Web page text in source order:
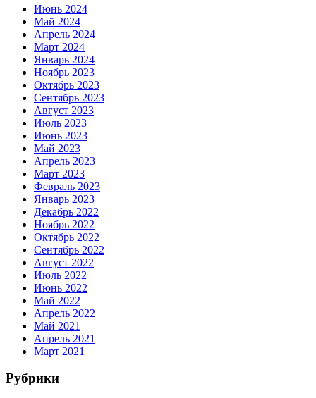
Июнь 2024
Май 2024
Апрель 2024
Март 2024
Январь 2024
Ноябрь 2023
Октябрь 2023
Сентябрь 2023
Август 2023
Июль 2023
Июнь 2023
Май 2023
Апрель 2023
Март 2023
Февраль 2023
Январь 2023
Декабрь 2022
Ноябрь 2022
Октябрь 2022
Сентябрь 2022
Август 2022
Июль 2022
Июнь 2022
Май 2022
Апрель 2022
Май 2021
Апрель 2021
Март 2021
Рубрики